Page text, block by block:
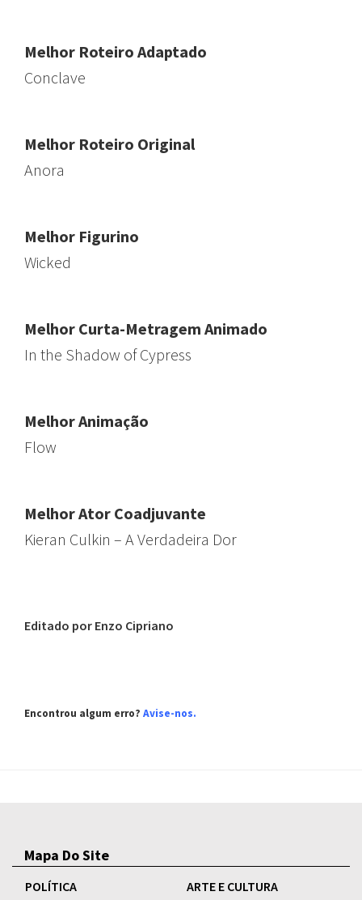
Melhor Roteiro Adaptado
Conclave
Melhor Roteiro Original
Anora
Melhor Figurino
Wicked
Melhor Curta-Metragem Animado
In the Shadow of Cypress
Melhor Animação
Flow
Melhor Ator Coadjuvante
Kieran Culkin – A Verdadeira Dor
Editado por Enzo Cipriano
Encontrou algum erro? Avise-nos.
Mapa Do Site
POLÍTICA ARTE E CULTURA